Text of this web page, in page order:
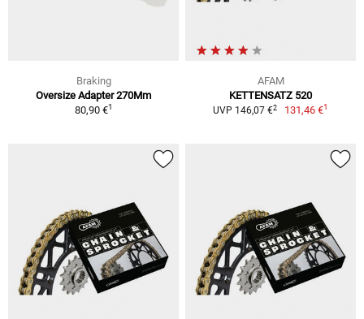
Braking
Oversize Adapter 270Mm
80,90 €1
AFAM
KETTENSATZ 520
UVP 146,07 €2 131,46 €1